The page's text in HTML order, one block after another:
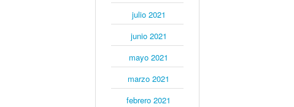
julio 2021
junio 2021
mayo 2021
marzo 2021
febrero 2021